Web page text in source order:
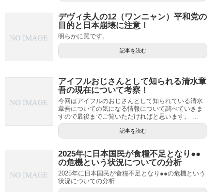
デヴィ夫人の12（ワンニャン）平和党の
目的と日本崩壊に注意！
明らかに罠です。
記事を読む
アイフルおじさんとして知られる清水章
吾の現在について考察！
今回はアイフルのおじさんとして知られている清水
章吾についての気になる情報について調べていきま
すので最後までご覧いただければと思います。 ...
記事を読む
2025年に日本国民が食糧不足となり●●
の危機という状況についての分析
2025年に日本国民が食糧不足となり●●の危機という
状況についての分析